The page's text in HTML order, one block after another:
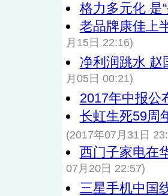
格力多元化 是
老品牌康佳上
月15日 22:16)
净利润跳水 赵
月05日 00:21)
2017年中报公
长虹生死59周
(2017年07月31日
西门子家电在
07月20日 22:57)
三星手机中国